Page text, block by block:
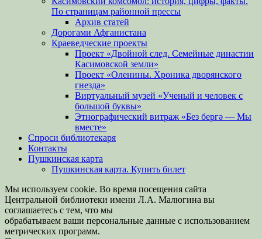
По страницам районной прессы
Архив статей
Дорогами Афганистана
Краеведческие проекты
Проект «Двойной след. Семейные династии
Касимовской земли»
Проект «Оленины. Хроника дворянского
гнезда»
Виртуальный музей «Ученый и человек с
большой буквы»
Этнографический витраж «Без бергə — Мы
вместе»
Спроси библиотекаря
Контакты
Пушкинская карта
Пушкинская карта. Купить билет
Мы используем cookie. Во время посещения сайта
Центральной библиотеки имени Л.А. Малюгина вы
соглашаетесь с тем, что мы
обрабатываем ваши персональные данные с использованием
метрических программ.